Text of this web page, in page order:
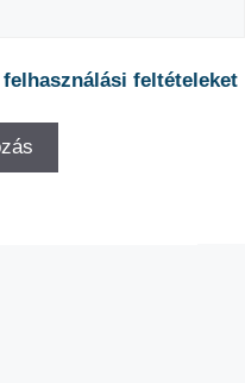
felhasználási feltételeket